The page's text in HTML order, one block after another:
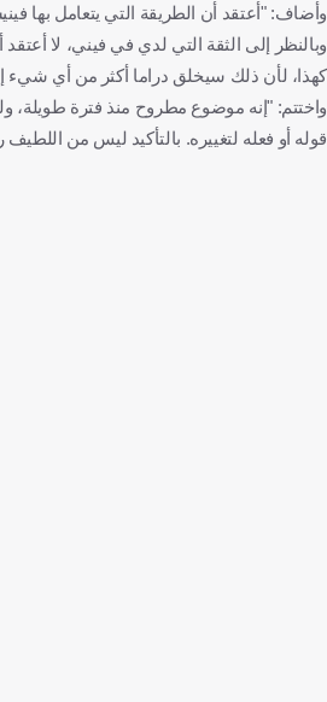
وأضاف: "أعتقد أن الطريقة التي يتعامل بها
وبالنظر إلى الثقة التي لدي في فيني، لا
كهذا، لأن ذلك سيخلق دراما أكثر من أي شيء
واختتم: "إنه موضوع مطروح منذ فترة طويلة،
قوله أو فعله لتغييره. بالتأكيد ليس من